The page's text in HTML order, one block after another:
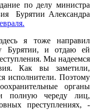
по делу министра
Бурятии Александра
я тоже направил
Бурятии, и отдаю ей
Мы надеемся
Как вы заметили,
исполнители. Поэтому
органы
полную череду лиц,
преступлениях, -